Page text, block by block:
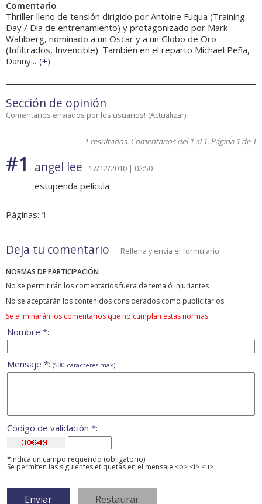
Comentario
Thriller lleno de tensión dirigido por Antoine Fuqua (Training
Day / Día de entrenamiento) y protagonizado por Mark
Wahlberg, nominado a un Oscar y a un Globo de Oro
(Infiltrados, Invencible). También en el reparto Michael Peña,
Danny... (+)
Sección de opinión
Comentarios enviados por los usuarios! (Actualizar)
1 resultados. Comentarios del 1 al 1. Página 1 de 1
#1 angel lee 17/12/2010 | 02:50
estupenda pelicula
Páginas: 1
Deja tu comentario Rellena y envía el formulario!
NORMAS DE PARTICIPACIÓN
No se permitirán los comentarios fuera de tema ó injuriantes
No se aceptarán los contenidos considerados como publicitarios
Se eliminarán los comentarios que no cumplan estas normas
Nombre *:
Mensaje *: (500 caracteres máx)
Código de validación *:
*Indica un campo requerido (obligatorio)
Se permiten las siguientes etiquetas en el mensaje <b> <i> <u>